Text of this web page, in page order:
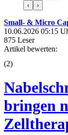
‹ ›
Small- & Micro
10.06.2026 05:15
875 Leser
Artikel bewerten:
(2)
bringen